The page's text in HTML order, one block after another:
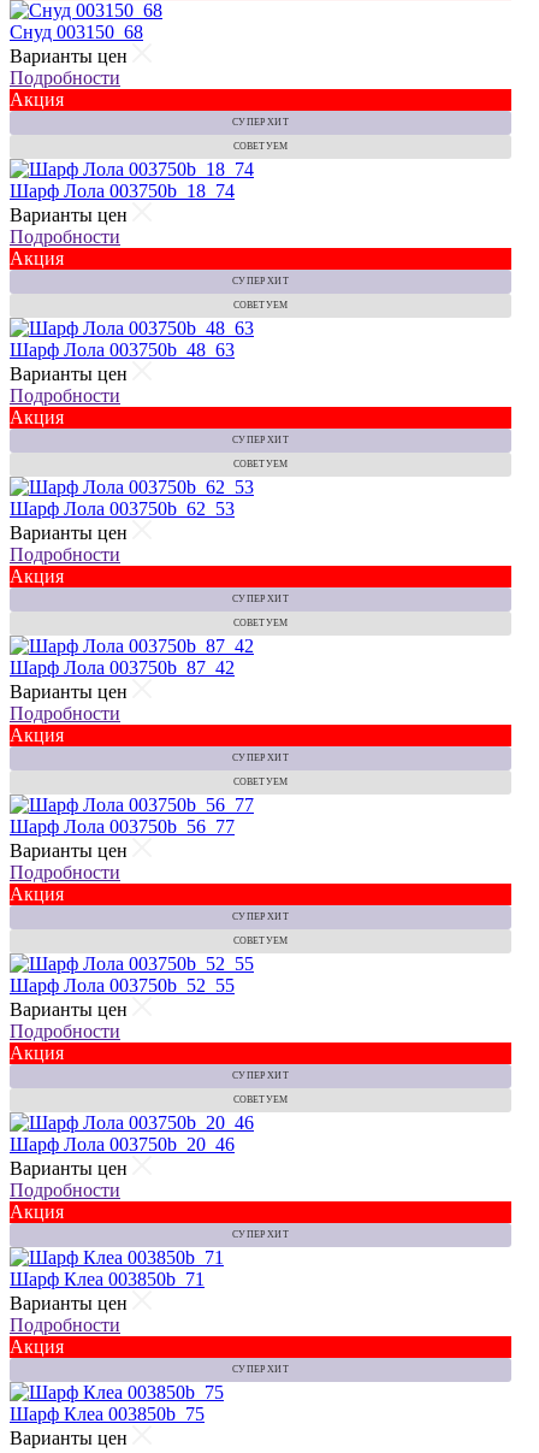
Снуд 003150_68
Варианты цен
Подробности
Акция
СУПЕР ХИТ
СОВЕТУЕМ
Шарф Лола 003750b_18_74
Варианты цен
Подробности
Акция
СУПЕР ХИТ
СОВЕТУЕМ
Шарф Лола 003750b_48_63
Варианты цен
Подробности
Акция
СУПЕР ХИТ
СОВЕТУЕМ
Шарф Лола 003750b_62_53
Варианты цен
Подробности
Акция
СУПЕР ХИТ
СОВЕТУЕМ
Шарф Лола 003750b_87_42
Варианты цен
Подробности
Акция
СУПЕР ХИТ
СОВЕТУЕМ
Шарф Лола 003750b_56_77
Варианты цен
Подробности
Акция
СУПЕР ХИТ
СОВЕТУЕМ
Шарф Лола 003750b_52_55
Варианты цен
Подробности
Акция
СУПЕР ХИТ
СОВЕТУЕМ
Шарф Лола 003750b_20_46
Варианты цен
Подробности
Акция
СУПЕР ХИТ
Шарф Клеа 003850b_71
Варианты цен
Подробности
Акция
СУПЕР ХИТ
Шарф Клеа 003850b_75
Варианты цен